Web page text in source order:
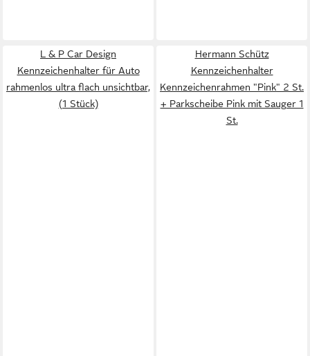
L & P Car Design
Kennzeichenhalter für Auto
rahmenlos ultra flach unsichtbar,
(1 Stück)
Hermann Schütz
Kennzeichenhalter
Kennzeichenrahmen "Pink" 2 St.
+ Parkscheibe Pink mit Sauger 1
St.